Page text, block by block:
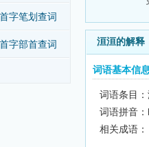
字笔划查词
字部首查词 洹洹的解释
词语基本信息
词语条目
词语拼音：
相关成语：